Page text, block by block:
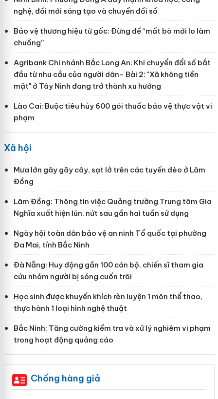
nghệ, đổi mới sáng tạo và chuyển đổi số
Bảo vệ thương hiệu từ gốc: Đừng để “mất bò mới lo làm
chuồng”
Agribank Chi nhánh Bắc Long An: Khi chuyển đổi số bắt
đầu từ nhu cầu của người dân- Bài 2: "Xã không tiền
mặt" ở Tây Ninh đang trở thành xu hướng
Lào Cai: Buộc tiêu hủy 600 gói thuốc bảo vệ thực vật vi
phạm
Xã hội
Mưa lớn gây gãy cây, sạt lở trên các tuyến đèo ở Lâm
Đồng
Lâm Đồng: Thông tin việc Quảng trường Trung tâm Gia
Nghĩa xuất hiện lún, nứt sau gần hai tuần sử dụng
Ngày hội toàn dân bảo vệ an ninh Tổ quốc tại phường
Đa Mai, tỉnh Bắc Ninh
Đà Nẵng: Huy động gần 100 cán bộ, chiến sĩ tham gia
cứu nhóm người bị sóng cuốn trôi
Học sinh được khuyến khích rèn luyện 1 môn thể thao,
thực hành 1 loại hình nghệ thuật
Bắc Ninh: Tăng cường kiểm tra và xử lý nghiêm vi phạm
trong hoạt động quảng cáo
Chống hàng giả